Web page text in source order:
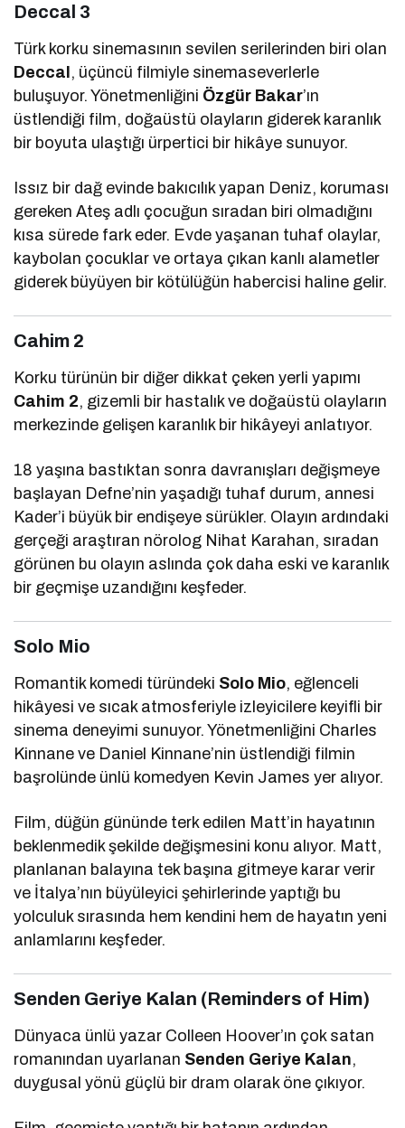
Deccal 3
Türk korku sinemasının sevilen serilerinden biri olan
Deccal, üçüncü filmiyle sinemaseverlerle
buluşuyor. Yönetmenliğini Özgür Bakar’ın
üstlendiği film, doğaüstü olayların giderek karanlık
bir boyuta ulaştığı ürpertici bir hikâye sunuyor.
Issız bir dağ evinde bakıcılık yapan Deniz, koruması
gereken Ateş adlı çocuğun sıradan biri olmadığını
kısa sürede fark eder. Evde yaşanan tuhaf olaylar,
kaybolan çocuklar ve ortaya çıkan kanlı alametler
giderek büyüyen bir kötülüğün habercisi haline gelir.
Cahim 2
Korku türünün bir diğer dikkat çeken yerli yapımı
Cahim 2, gizemli bir hastalık ve doğaüstü olayların
merkezinde gelişen karanlık bir hikâyeyi anlatıyor.
18 yaşına bastıktan sonra davranışları değişmeye
başlayan Defne’nin yaşadığı tuhaf durum, annesi
Kader’i büyük bir endişeye sürükler. Olayın ardındaki
gerçeği araştıran nörolog Nihat Karahan, sıradan
görünen bu olayın aslında çok daha eski ve karanlık
bir geçmişe uzandığını keşfeder.
Solo Mio
Romantik komedi türündeki Solo Mio, eğlenceli
hikâyesi ve sıcak atmosferiyle izleyicilere keyifli bir
sinema deneyimi sunuyor. Yönetmenliğini Charles
Kinnane ve Daniel Kinnane’nin üstlendiği filmin
başrolünde ünlü komedyen Kevin James yer alıyor.
Film, düğün gününde terk edilen Matt’in hayatının
beklenmedik şekilde değişmesini konu alıyor. Matt,
planlanan balayına tek başına gitmeye karar verir
ve İtalya’nın büyüleyici şehirlerinde yaptığı bu
yolculuk sırasında hem kendini hem de hayatın yeni
anlamlarını keşfeder.
Senden Geriye Kalan (Reminders of Him)
Dünyaca ünlü yazar Colleen Hoover’ın çok satan
romanından uyarlanan Senden Geriye Kalan,
duygusal yönü güçlü bir dram olarak öne çıkıyor.